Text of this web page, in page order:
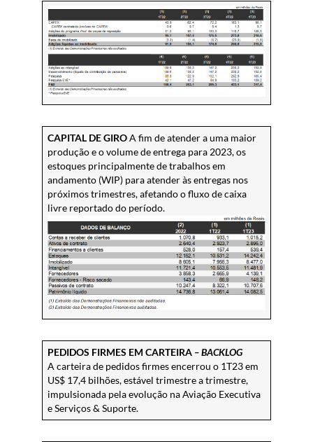
CAPITAL DE GIROA fim de atender a uma maior
produção e o volume de entrega para 2023, os
estoques principalmente de trabalhos em
andamento (WIP) para atender às entregas nos
próximos trimestres, afetando o fluxo de caixa
livre reportado do período.
PEDIDOS FIRMES EM CARTEIRA–BACKLOG
A carteira de pedidos firmes encerrou o 1T23 em
US$ 17,4 bilhões, estável trimestre a trimestre,
impulsionada pela evolução na Aviação Executiva
e Serviços & Suporte.